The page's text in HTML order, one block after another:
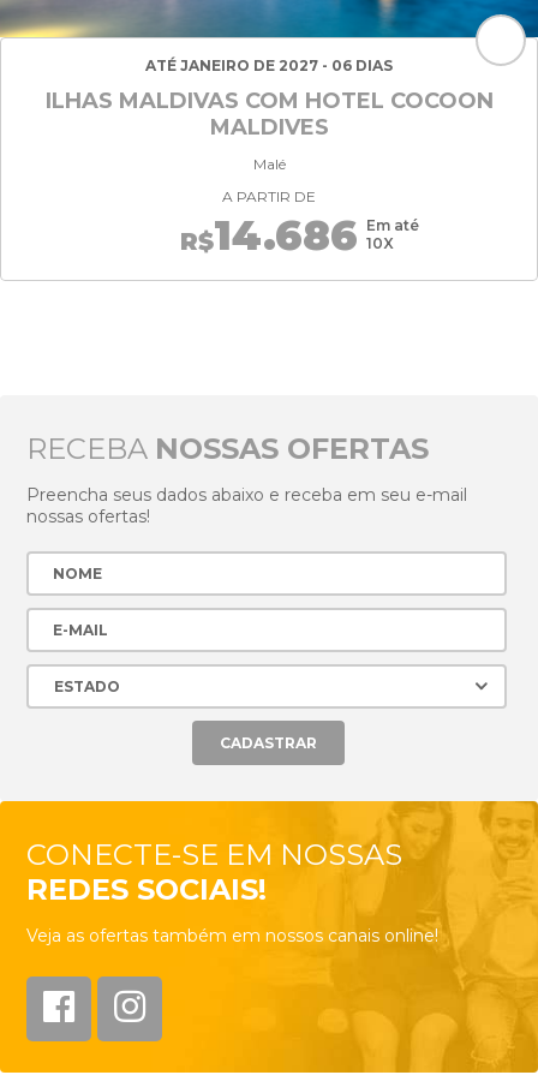
ATÉ JANEIRO DE 2027 - 06 DIAS
ILHAS MALDIVAS COM HOTEL COCOON
MALDIVES
Malé
A PARTIR DE
R$14.686 Em até
10X
RECEBA NOSSAS OFERTAS
Preencha seus dados abaixo e receba em seu e-mail
nossas ofertas!
CONECTE-SE EM NOSSAS
REDES SOCIAIS!
Veja as ofertas também em nossos canais online!